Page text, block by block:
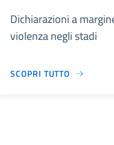
Dichiarazioni a
violenza negli stadi
SCOPRI TUTTO